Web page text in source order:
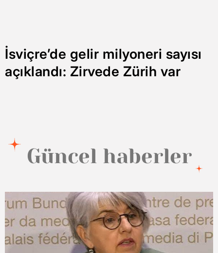
İsviçre’de gelir milyoneri sayısı
açıklandı: Zirvede Zürih var
Güncel haberler